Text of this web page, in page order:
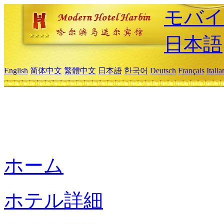
モバ
日本語
English 简体中文 繁體中文 日本語 한국어 Deutsch Français
ホーム
ホテル詳細